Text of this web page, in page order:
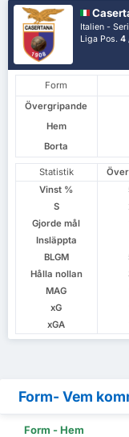
Italien -
Liga Pos.4
Form
Övergripande
Hem
Borta
Statistik
Vinst %
S
Gjorde mål
Insläppta
BLGM
Hålla nollan
MAG
xG
xGA
Form- Vem
Form - Hem